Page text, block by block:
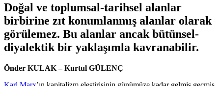
Doğal ve toplumsal-tarihsel alanlar
birbirine zıt konumlanmış alanlar olarak
görülemez. Bu alanlar ancak bütünsel-
diyalektik bir yaklaşımla kavranabilir.
Önder KULAK – Kurtul GÜLENÇ